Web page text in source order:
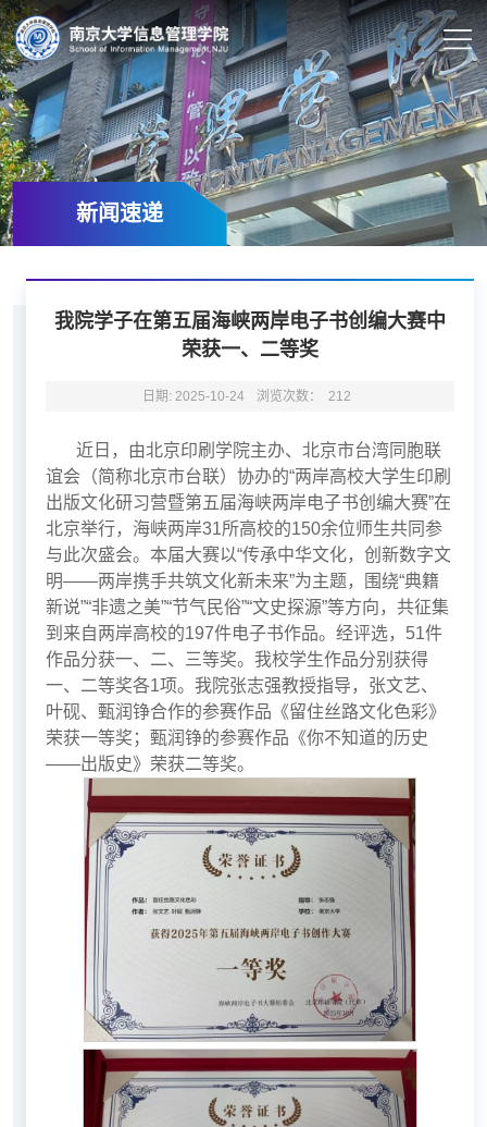
新闻速递
我院学子在第五届海峡两岸电子书创编大赛中
荣获一、二等奖
日期: 2025-10-24 浏览次数： 212
近日，由北京印刷学院主办、北京市台湾同胞联
谊会（简称北京市台联）协办的“两岸高校大学生印刷
出版文化研习营暨第五届海峡两岸电子书创编大赛”在
北京举行，海峡两岸31所高校的150余位师生共同参
与此次盛会。本届大赛以“传承中华文化，创新数字文
明——两岸携手共筑文化新未来”为主题，围绕“典籍
新说”“非遗之美”“节气民俗”“文史探源”等方向，共征集
到来自两岸高校的197件电子书作品。经评选，51件
作品分获一、二、三等奖。我校学生作品分别获得
一、二等奖各1项。我院张志强教授指导，张文艺、
叶砚、甄润铮合作的参赛作品《留住丝路文化色彩》
荣获一等奖；甄润铮的参赛作品《你不知道的历史
——出版史》荣获二等奖。